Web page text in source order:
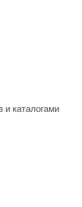
и каталогами